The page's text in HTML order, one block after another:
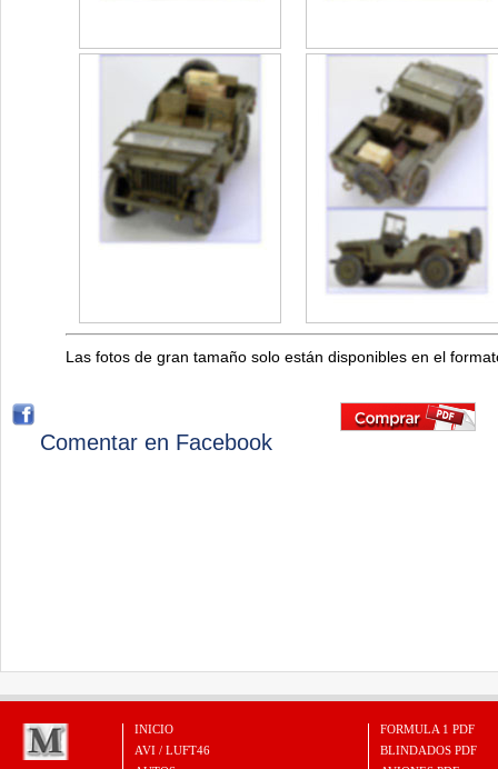
Las fotos de gran tamaño solo están disponibles en el
Comentar en Facebook
INICIO
AVI / LUFT46
FORMULA 1 PDF
BLINDADOS PDF